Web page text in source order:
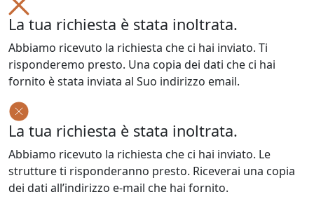
La tua richiesta è stata inoltrata.
Abbiamo ricevuto la richiesta che ci hai inviato. Ti
risponderemo presto. Una copia dei dati che ci hai
fornito è stata inviata al Suo indirizzo email.
La tua richiesta è stata inoltrata.
Abbiamo ricevuto la richiesta che ci hai inviato. Le
strutture ti risponderanno presto. Riceverai una copia
dei dati all’indirizzo e-mail che hai fornito.